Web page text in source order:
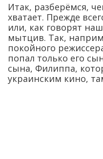
Итак, разберёмся,
хватает. Прежде
или, как говорят
мытцив. Так,
покойного
попал только его
сына, Филиппа,
украинским кино,